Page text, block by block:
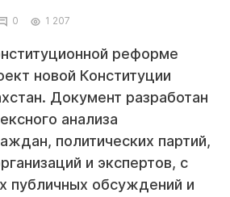
0 1 207
реформе
новой Конституции
Документ разработан
анализа
политических партий,
и экспертов, с
публичных обсуждений и